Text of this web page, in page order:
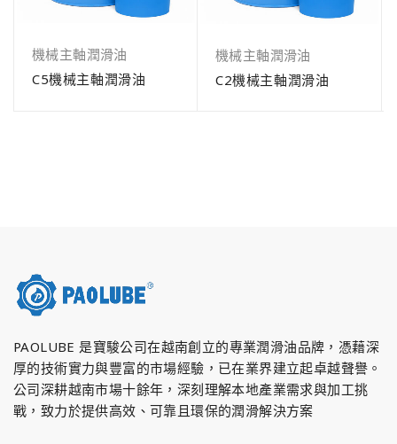
機械主軸潤滑油
C5機械主軸潤滑油
機械主軸潤滑油
C2機械主軸潤滑油
PAOLUBE 是寶駿公司在越南創立的專業潤滑油品牌，憑藉深
厚的技術實力與豐富的市場經驗，已在業界建立起卓越聲譽。
公司深耕越南市場十餘年，深刻理解本地產業需求與加工挑
戰，致力於提供高效、可靠且環保的潤滑解決方案